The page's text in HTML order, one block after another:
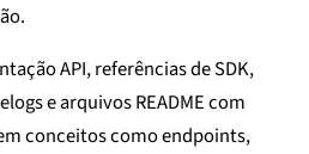
API, referências de SDK,
e arquivos README com
conceitos como endpoints,